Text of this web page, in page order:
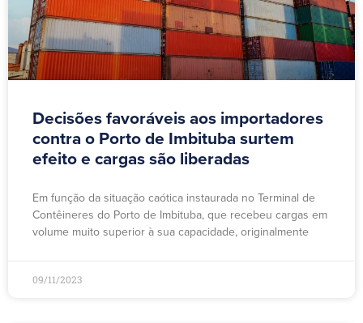
Decisões favoráveis aos importadores
contra o Porto de Imbituba surtem
efeito e cargas são liberadas
Em função da situação caótica instaurada no Terminal de
Contêineres do Porto de Imbituba, que recebeu cargas em
volume muito superior à sua capacidade, originalmente
09/11/2023